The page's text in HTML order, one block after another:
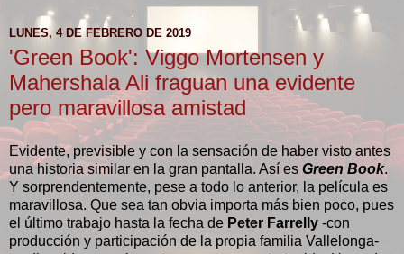
LUNES, 4 DE FEBRERO DE 2019
'Green Book': Viggo Mortensen y
Mahershala Ali fraguan una evidente
pero maravillosa amistad
Evidente, previsible y con la sensación de haber visto antes
una historia similar en la gran pantalla. Así es Green Book.
Y sorprendentemente, pese a todo lo anterior, la película es
maravillosa. Que sea tan obvia importa más bien poco, pues
el último trabajo hasta la fecha de Peter Farrelly -con
producción y participación de la propia familia Vallelonga-